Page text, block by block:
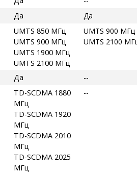
Да
Да
UMTS 850 МГц
UMTS 900 МГц
UMTS 1900 МГц
UMTS 2100 МГц
UMTS 900 МГц
UMTS 2100
Да
--
TD-SCDMA 1880
МГц
TD-SCDMA 1920
МГц
TD-SCDMA 2010
МГц
TD-SCDMA 2025
МГц
--